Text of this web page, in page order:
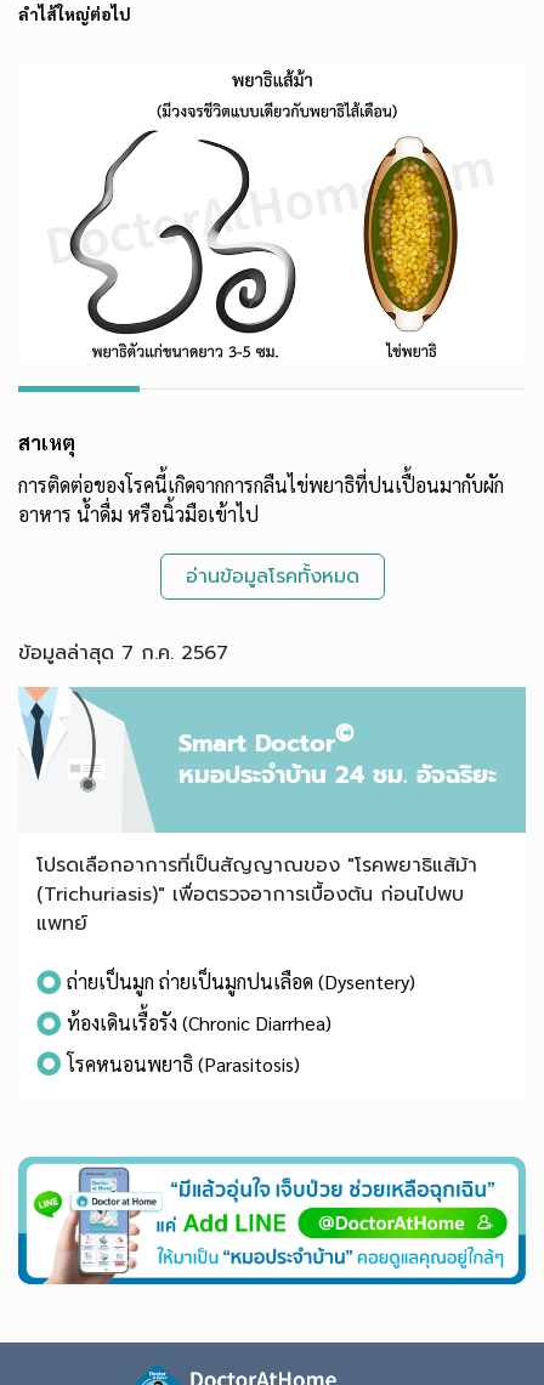
ลำไส้ใหญ่ต่อไป
สาเหตุ
การติดต่อของโรคนี้เกิดจากการกลืนไข่พยาธิที่ปนเปื้อนมากับผัก
อาหาร น้ำดื่ม หรือนิ้วมือเข้าไป
อ่านข้อมูลโรคทั้งหมด
ข้อมูลล่าสุด 7 ก.ค. 2567
Smart Doctor©
หมอประจำบ้าน 24 ชม. อัจฉริยะ
โปรดเลือกอาการที่เป็นสัญญาณของ "โรคพยาธิแส้ม้า
(Trichuriasis)" เพื่อตรวจอาการเบื้องต้น ก่อนไปพบ
แพทย์
ถ่ายเป็นมูก ถ่ายเป็นมูกปนเลือด (Dysentery)
ท้องเดินเรื้อรัง (Chronic Diarrhea)
โรคหนอนพยาธิ (Parasitosis)